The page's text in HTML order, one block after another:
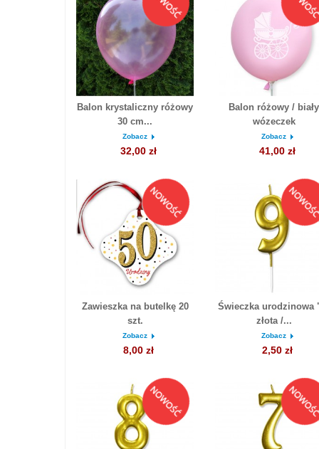
Balon krystaliczny różowy
30 cm...
Zobacz
32,00 zł
Balon różowy / biały
wózeczek
Zobacz
41,00 zł
Zawieszka na butelkę 20
szt.
Zobacz
8,00 zł
Świeczka urodzinowa
złota /...
Zobacz
2,50 zł